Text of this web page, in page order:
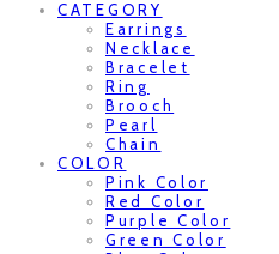
CATEGORY
Earrings
Necklace
Bracelet
Ring
Brooch
Pearl
Chain
COLOR
Pink Color
Red Color
Purple Color
Green Color